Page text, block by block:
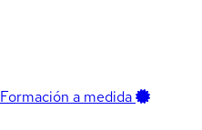
Formación a medida